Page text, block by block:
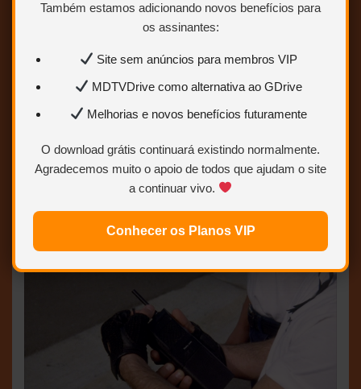
Também estamos adicionando novos benefícios para
os assinantes:
Site sem anúncios para membros VIP
MDTVDrive como alternativa ao GDrive
Melhorias e novos benefícios futuramente
O download grátis continuará existindo normalmente.
Agradecemos muito o apoio de todos que ajudam o site
a continuar vivo.
Conhecer os Planos VIP
que ama bicicletas e a cultura italiana. Ele enfrenta
importante prova de ciclismo, disputada na sua